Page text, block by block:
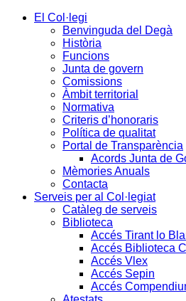
El Col·legi
Benvinguda del Degà
Història
Funcions
Junta de govern
Comissions
Àmbit territorial
Normativa
Criteris d’honoraris
Política de qualitat
Portal de Transparència
Acords Junta de
Mèmories Anuals
Contacta
Serveis per al Col·legiat
Catàleg de serveis
Biblioteca
Accés Tirant lo
Accés Biblioteca
Accés Vlex
Accés Sepin
Accés